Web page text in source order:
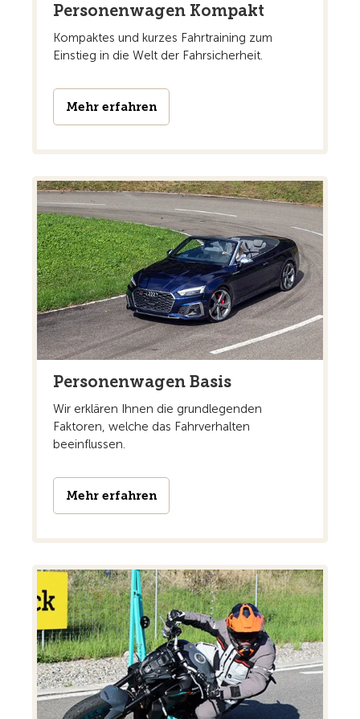
Personenwagen Kompakt
Kompaktes und kurzes Fahrtraining zum
Einstieg in die Welt der Fahrsicherheit.
Mehr erfahren
Personenwagen Basis
Wir erklären Ihnen die grundlegenden
Faktoren, welche das Fahrverhalten
beeinflussen.
Mehr erfahren